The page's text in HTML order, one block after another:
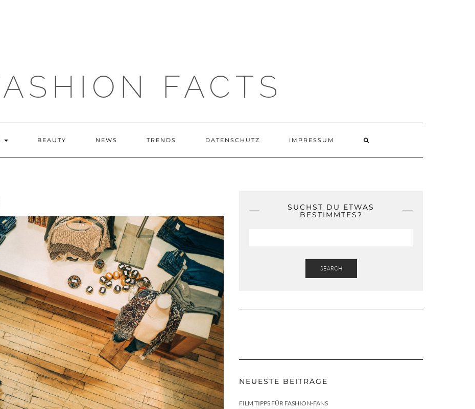
FACTS
BEAUTY NEWS TRENDS DATENSCHUTZ IMPRESSUM
SUCHST DU ETWAS
BESTIMMTES?
SEARCH
NEUESTE BEITRÄGE
FILM TIPPS FÜR FASHION-FANS